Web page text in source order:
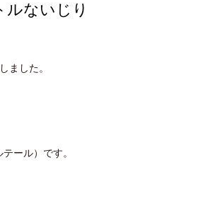
ないじり
ました。
ール）です。